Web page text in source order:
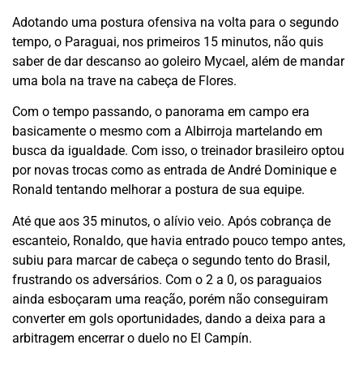
Adotando uma postura ofensiva na volta para o segundo
tempo, o Paraguai, nos primeiros 15 minutos, não quis
saber de dar descanso ao goleiro Mycael, além de mandar
uma bola na trave na cabeça de Flores.
Com o tempo passando, o panorama em campo era
basicamente o mesmo com a Albirroja martelando em
busca da igualdade. Com isso, o treinador brasileiro optou
por novas trocas como as entrada de André Dominique e
Ronald tentando melhorar a postura de sua equipe.
Até que aos 35 minutos, o alívio veio. Após cobrança de
escanteio, Ronaldo, que havia entrado pouco tempo antes,
subiu para marcar de cabeça o segundo tento do Brasil,
frustrando os adversários. Com o 2 a 0, os paraguaios
ainda esboçaram uma reação, porém não conseguiram
converter em gols oportunidades, dando a deixa para a
arbitragem encerrar o duelo no El Campín.